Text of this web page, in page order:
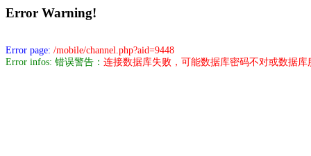
Error Warning!
Error page: /mobile/channel.php?aid=9448
Error infos: 错误警告： 连接数据库失败，可能数据库密码不对或数据库